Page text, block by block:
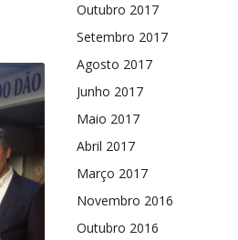
Outubro 2017
Setembro 2017
Agosto 2017
Junho 2017
Maio 2017
Abril 2017
Março 2017
Novembro 2016
Outubro 2016